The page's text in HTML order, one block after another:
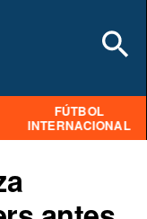
FÚTBOL
INTERNACIONAL